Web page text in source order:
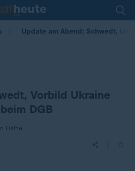
Update am Abend: Schwedt,
Vorbild Ukraine
DGB
Heine